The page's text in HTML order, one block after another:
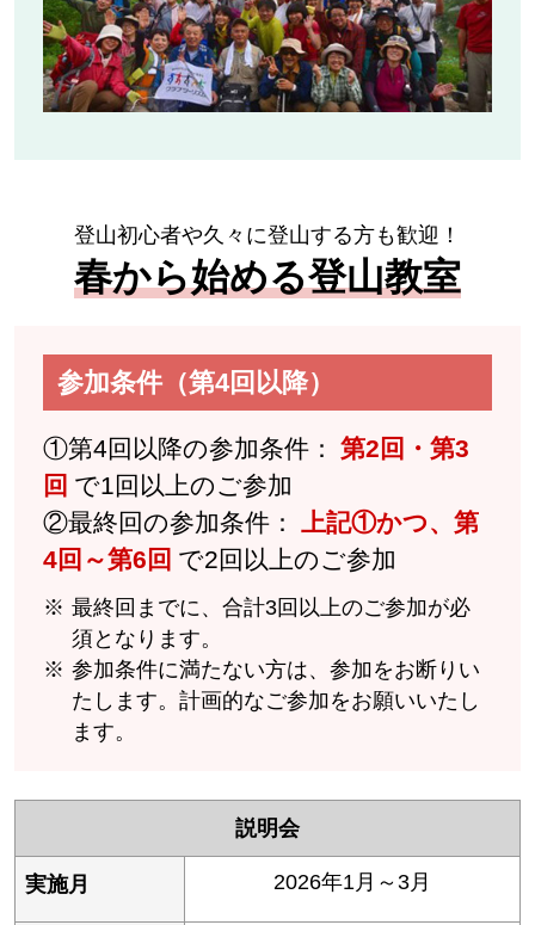
登山初心者や久々に登山する方も歓迎！
春から始める登山教室
参加条件（第4回以降）
①第4回以降の参加条件：
第2回・第3
回 で1回以上のご参加
②最終回の参加条件：
上記①かつ、第
4回～第6回 で2回以上のご参加
最終回までに、合計3回以上のご参加が必
須となります。
参加条件に満たない方は、参加をお断りい
たします。計画的なご参加をお願いいたし
ます。
説明会
2026年1月～3月